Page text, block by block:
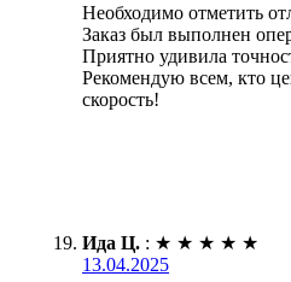
Необходимо отметить
Заказ был выполнен
Приятно удивила
Рекомендую всем, кто
скорость!
Ида Ц. : ★ ★ ★ ★ ★
13.04.2025